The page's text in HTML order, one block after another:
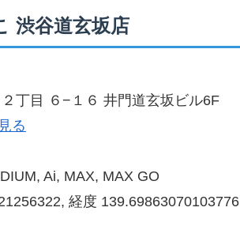
渋谷道玄坂店
丁目 ６−１６ 井門道玄坂ビル6F
る
Ai, MAX, MAX GO
経度 139.69863070103776